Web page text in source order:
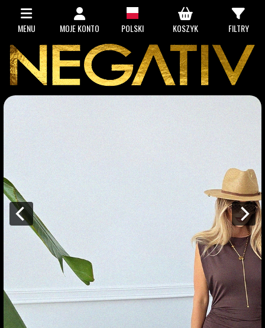
MENU MOJE KONTO POLSKI KOSZYK FILTRY